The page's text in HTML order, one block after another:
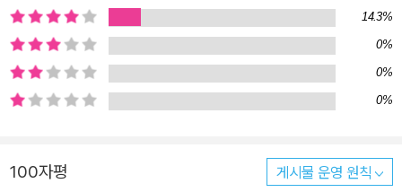
.한눈에 쏙 들어오는 큼직한 그림과 따라하기 표시를 통해 직관적으
로 기능을 익힐 수 있다. .따라하기 단계별로 헷갈리기 쉬운 기능은
'바로 통하는 TIP'으로, 엑셀의 막강한 기능 중 꼭 알아야 할 내용은
'엑셀 실무활용노트'로 상세히 학습할 수 있다.
14.3%
0%
0%
0%
100자평 게시물 운영 원칙